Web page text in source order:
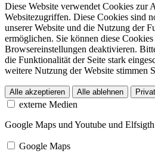
Diese Website verwendet Cookies zur
Websitezugriffen. Diese Cookies sind
unserer Website und die Nutzung der
ermöglichen. Sie können diese
Browsereinstellungen deaktivieren.
die Funktionalität der Seite stark
weitere Nutzung der Website stimmen
Alle akzeptieren Alle ablehnen
externe Medien
Google Maps und Youtube und Elfsigth
Google Maps